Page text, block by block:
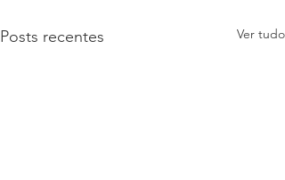
Posts recentes Ver tudo